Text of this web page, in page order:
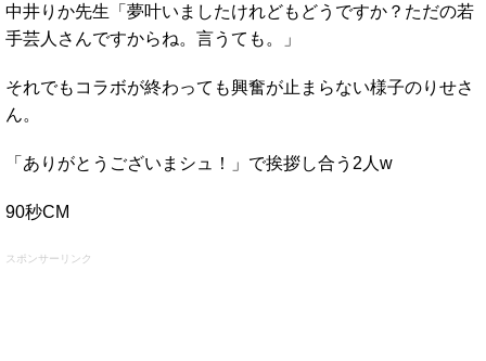
中井りか先生「夢叶いましたけれどもどうですか？ただの若
手芸人さんですからね。言うても。」
それでもコラボが終わっても興奮が止まらない様子のりせさ
ん。
「ありがとうございまシュ！」で挨拶し合う2人w
90秒CM
スポンサーリンク